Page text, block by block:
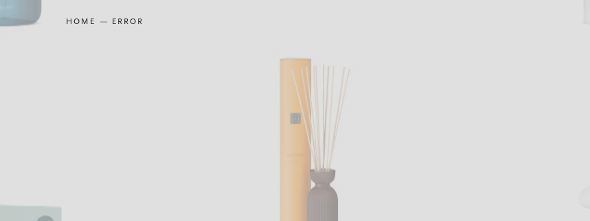
HOME ERROR